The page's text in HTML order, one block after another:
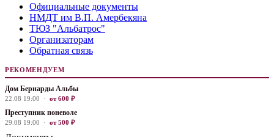
Официальные документы
НМДТ им В.П. Амербекяна
ТЮЗ "Альбатрос"
Организаторам
Обратная связь
РЕКОМЕНДУЕМ
Дом Бернарды Альбы
22.08 19:00 · от 600 ₽
Преступник поневоле
29.08 19:00 · от 500 ₽